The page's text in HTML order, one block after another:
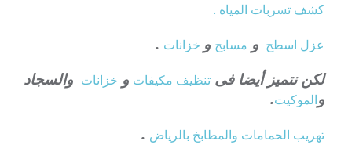
كشف تسربات المياه .
عزل اسطح و مسابح و خزانات .
لكن نتميز أيضا فى تنظيف مكيفات و خزانات والسجاد
والموكيت.
تهريب الحمامات والمطابخ بالرياض .